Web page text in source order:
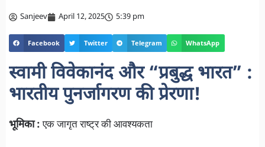
Sanjeev April 12, 2025 5:39 pm
Facebook Twitter Telegram WhatsApp
स्वामी विवेकानंद और “प्रबुद्ध भारत” :
भारतीय पुनर्जागरण की प्रेरणा!
भूमिका :एक जागृत राष्ट्र की आवश्यकता